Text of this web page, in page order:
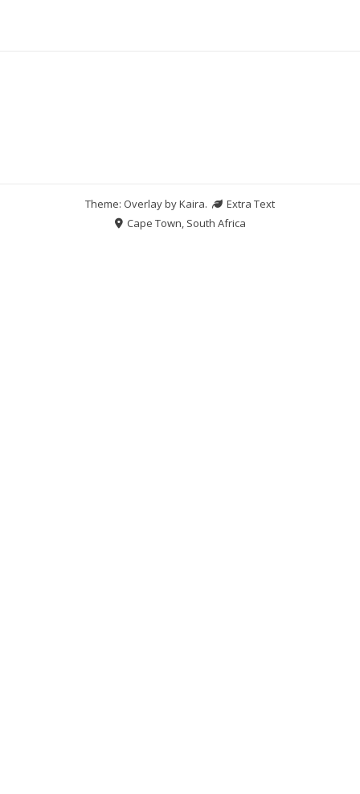
Theme: Overlay byKaira.
Extra Text
Cape Town, South Africa